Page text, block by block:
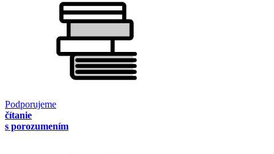
Podporujeme
čítanie
s porozumením